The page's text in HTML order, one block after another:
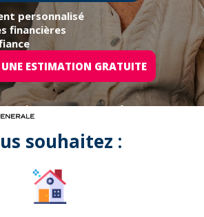
personnalisé
financières
ESTIMATION GRATUITE
projets sont assurés par
souhaitez :